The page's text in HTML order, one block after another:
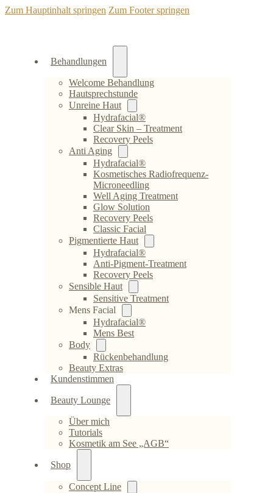
Zum Hauptinhalt springen Zum Footer springen
Behandlungen
Welcome Behandlung
Hautsprechstunde
Unreine Haut
Hydrafacial®
Clear Skin – Treatment
Recovery Peels
Anti Aging
Hydrafacial®
Kosmetisches Radiofrequenz-
Microneedling
Well Aging Treatment
Glow Solution
Recovery Peels
Classic Facial
Pigmentierte Haut
Hydrafacial®
Anti-Pigment-Treatment
Recovery Peels
Sensible Haut
Sensitive Treatment
Mens Facial
Hydrafacial®
Mens Best
Body
Rückenbehandlung
Beauty Extras
Kundenstimmen
Beauty Lounge
Über mich
Tutorials
Kosmetik am See „AGB“
Shop
Concept Line